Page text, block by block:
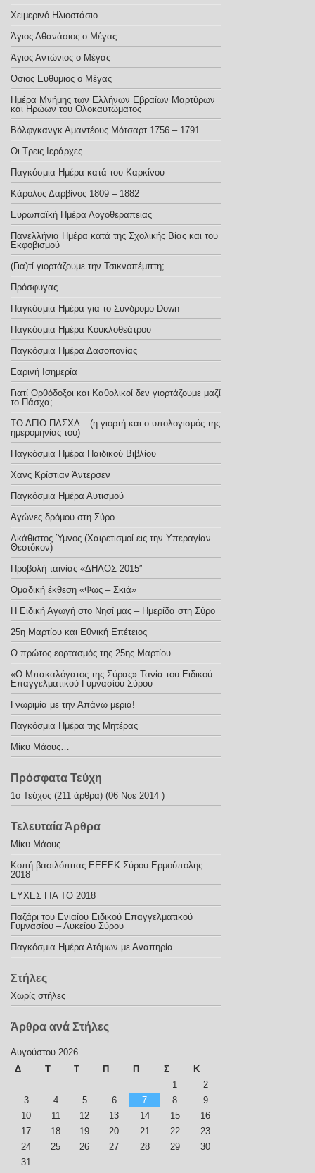
Χειμερινό Ηλιοστάσιο
Άγιος Αθανάσιος ο Μέγας
Άγιος Αντώνιος ο Μέγας
Όσιος Ευθύμιος ο Μέγας
Ημέρα Μνήμης των Ελλήνων Εβραίων Μαρτύρων
και Ηρώων του Ολοκαυτώματος
Βόλφγκανγκ Αμαντέους Μότσαρτ 1756 – 1791
Οι Τρεις Ιεράρχες
Παγκόσμια Ημέρα κατά του Καρκίνου
Κάρολος Δαρβίνος 1809 – 1882
Ευρωπαϊκή Ημέρα Λογοθεραπείας
Πανελλήνια Ημέρα κατά της Σχολικής Βίας και του
Εκφοβισμού
(Για)τί γιορτάζουμε την Τσικνοπέμπτη;
Πρόσφυγας…
Παγκόσμια Ημέρα για το Σύνδρομο Down
Παγκόσμια Ημέρα Κουκλοθεάτρου
Παγκόσμια Ημέρα Δασοπονίας
Εαρινή Ισημερία
Γιατί Ορθόδοξοι και Καθολικοί δεν γιορτάζουμε μαζί
το Πάσχα;
ΤΟ ΑΓΙΟ ΠΑΣΧΑ – (η γιορτή και ο υπολογισμός της
ημερομηνίας του)
Παγκόσμια Ημέρα Παιδικού Βιβλίου
Χανς Κρίστιαν Άντερσεν
Παγκόσμια Ημέρα Αυτισμού
Αγώνες δρόμου στη Σύρο
Ακάθιστος Ύμνος (Χαιρετισμοί εις την Υπεραγίαν
Θεοτόκον)
Προβολή ταινίας «ΔΗΛΟΣ 2015″
Ομαδική έκθεση «Φως – Σκιά»
Η Ειδική Αγωγή στο Νησί μας – Ημερίδα στη Σύρο
25η Μαρτίου και Εθνική Επέτειος
Ο πρώτος εορτασμός της 25ης Μαρτίου
«Ο Μπακαλόγατος της Σύρας» Τανία του Ειδικού
Επαγγελματικού Γυμνασίου Σύρου
Γνωριμία με την Απάνω μεριά!
Παγκόσμια Ημέρα της Μητέρας
Μίκυ Μάους…
Πρόσφατα Τεύχη
1ο Τεύχος (211 άρθρα) (06 Νοε 2014 )
Τελευταία Άρθρα
Μίκυ Μάους…
Κοπή βασιλόπιτας ΕΕΕΕΚ Σύρου-Ερμούπολης
2018
ΕΥΧΕΣ ΓΙΑ ΤΟ 2018
Παζάρι του Ενιαίου Ειδικού Επαγγελματικού
Γυμνασίου – Λυκείου Σύρου
Παγκόσμια Ημέρα Ατόμων με Αναπηρία
Στήλες
Χωρίς στήλες
Άρθρα ανά Στήλες
Αυγούστου 2026
Δ
Τ Τ Π Π Σ Κ
1
2
3
4 5 6 7 8
9
10
11 12 13 14 15
16
17
18 19 20 21 22
23
24
25 26 27 28 29
30
31